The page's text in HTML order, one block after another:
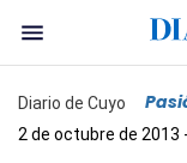
Diario de Cuyo
2 de octubre de 2013